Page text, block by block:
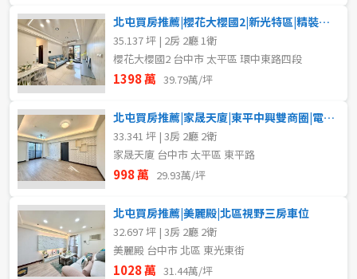
北屯買房推薦|櫻花大櫻國2|新光特區|精裝兩房柱邊平車
35.137 坪 | 2房 2廳 1衛
櫻花大櫻國2 台中市 太平區 環中東路四段
1398 萬 39.79萬/坪
北屯買房推薦|家晟天廈|東平中興雙商圈|電梯視野大三房
33.341 坪 | 3房 2廳 2衛
家晟天廈 台中市 太平區 東平路
998 萬 29.93萬/坪
北屯買房推薦|美麗殿|北區視野三房車位
32.697 坪 | 3房 2廳 2衛
美麗殿 台中市 北區 東光東街
1028 萬 31.44萬/坪